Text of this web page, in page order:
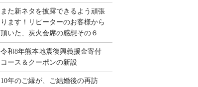
また新ネタを披露できるよう頑張
ります！リピーターのお客様から
頂いた、炭火会席の感想その６
令和8年熊本地震復興義援金寄付
コース＆クーポンの新設
10年のご縁が、ご結婚後の再訪